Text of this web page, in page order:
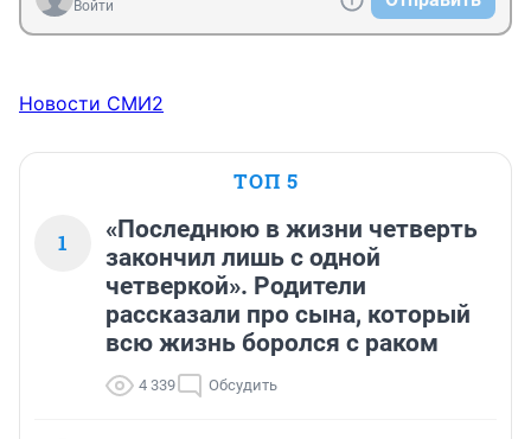
Войти
Новости СМИ2
ТОП 5
1
«Последнюю в жизни четверть
закончил лишь с одной
четверкой». Родители
рассказали про сына, который
всю жизнь боролся с раком
4 339 Обсудить